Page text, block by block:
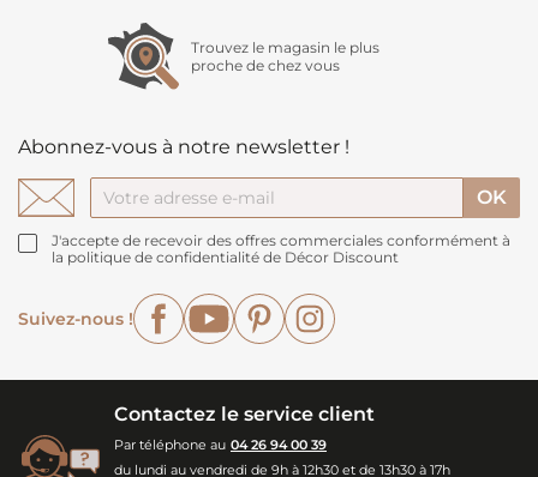
Trouvez le magasin le plus
proche de chez vous
Abonnez-vous à notre newsletter !
J'accepte de recevoir des offres commerciales conformément à
la politique de confidentialité de Décor Discount
Suivez-nous !
FacebookYouTubePinterest
Contactez le service client
Par téléphone au 04 26 94 00 39
du lundi au vendredi de 9h à 12h30 et de 13h30 à 17h